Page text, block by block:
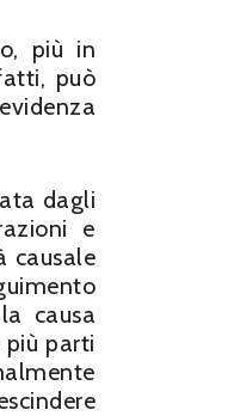
più in
può
dagli
e
causale
causa
più parti